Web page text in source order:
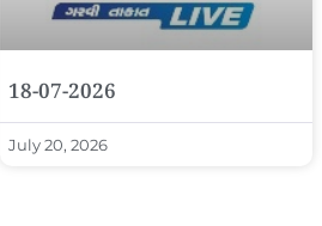
18-07-2026
July 20, 2026